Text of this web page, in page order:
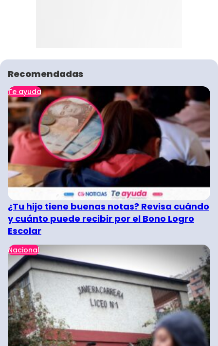
Recomendadas
Te ayuda
¿Tu hijo tiene buenas notas? Revisa cuándo
y cuánto puede recibir por el Bono Logro
Escolar
Nacional